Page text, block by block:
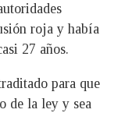
roja y había
27 años.
para que
de la ley y sea